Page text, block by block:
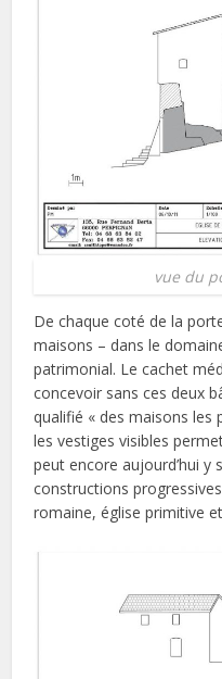
vue du
De chaque coté de la
maisons – dans le
patrimonial. Le cachet
concevoir sans ces deux
qualifié « des maisons les
les vestiges visibles
peut encore aujourd’hui
constructions
romaine, église primitive